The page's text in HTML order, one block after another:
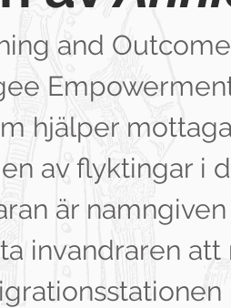
and Outcome
hjälper
av flyktingar i
är
invandraren att